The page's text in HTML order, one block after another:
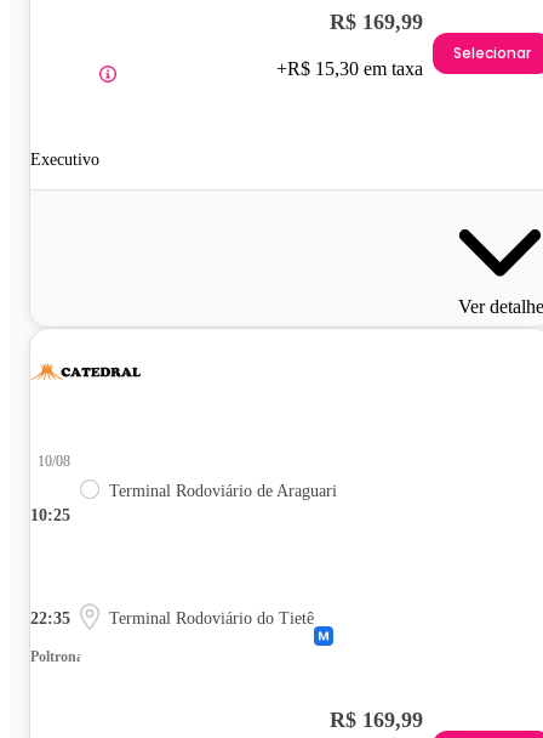
Executivo
R$ 169,99
+R$ 15,30 em taxa
Selecionar
Ver
10:25
10/08
Terminal Rodoviário de Araguari
22:35 Terminal Rodoviário do Tietê
Poltrona
R$ 169,99